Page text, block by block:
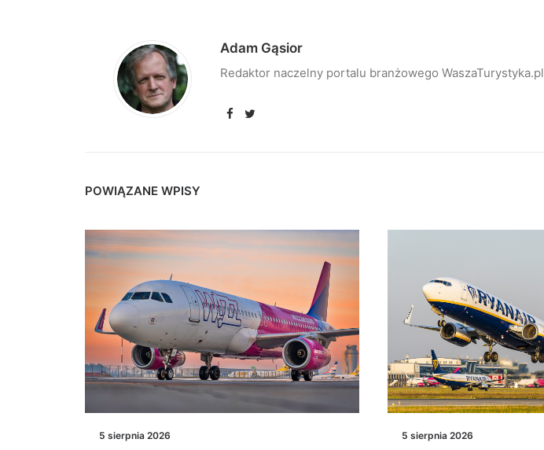
Adam Gąsior
Redaktor naczelny portalu branżowego WaszaTurystyka.pl
POWIĄZANE WPISY
5 sierpnia 2026 5 sierpnia 2026